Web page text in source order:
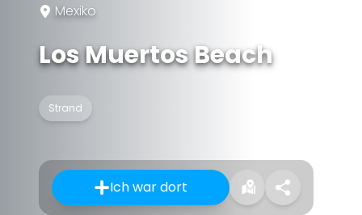
Mexiko
Los Muertos Beach
Strand
Ich war dort